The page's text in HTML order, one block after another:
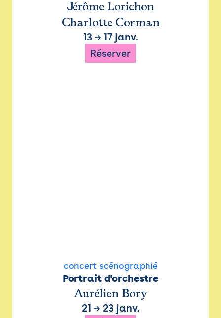
Jérôme Lorichon
Charlotte Corman
13→ 17 janv.
Réserver
concert scénographié
Portrait d'orchestre
Aurélien Bory
21 → 23 janv.